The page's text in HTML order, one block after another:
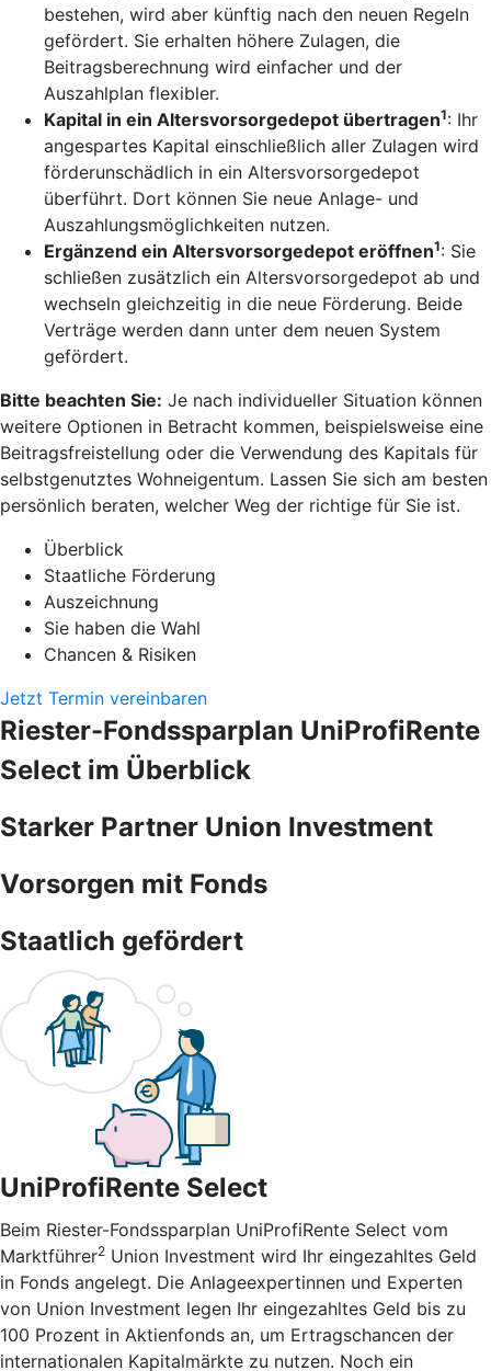
bestehen, wird aber künftig nach den neuen Regeln
gefördert. Sie erhalten höhere Zulagen, die
Beitragsberechnung wird einfacher und der
Auszahlplan flexibler.
Kapital in ein Altersvorsorgedepot übertragen1: Ihr
angespartes Kapital einschließlich aller Zulagen wird
förderunschädlich in ein Altersvorsorgedepot
überführt. Dort können Sie neue Anlage- und
Auszahlungsmöglichkeiten nutzen.
Ergänzend ein Altersvorsorgedepot eröffnen1: Sie
schließen zusätzlich ein Altersvorsorgedepot ab und
wechseln gleichzeitig in die neue Förderung. Beide
Verträge werden dann unter dem neuen System
gefördert.
Bitte beachten Sie: Je nach individueller Situation können
weitere Optionen in Betracht kommen, beispielsweise eine
Beitragsfreistellung oder die Verwendung des Kapitals für
selbstgenutztes Wohneigentum. Lassen Sie sich am besten
persönlich beraten, welcher Weg der richtige für Sie ist.
Überblick
Staatliche Förderung
Auszeichnung
Sie haben die Wahl
Chancen & Risiken
Jetzt Termin vereinbaren
Riester-Fondssparplan UniProfiRente
Select im Überblick
Starker Partner Union Investment
Vorsorgen mit Fonds
Staatlich gefördert
UniProfiRente Select
Beim Riester-Fondssparplan UniProfiRente Select vom
Marktführer2 Union Investment wird Ihr eingezahltes Geld
in Fonds angelegt. Die Anlageexpertinnen und Experten
von Union Investment legen Ihr eingezahltes Geld bis zu
100 Prozent in Aktienfonds an, um Ertragschancen der
internationalen Kapitalmärkte zu nutzen. Noch ein